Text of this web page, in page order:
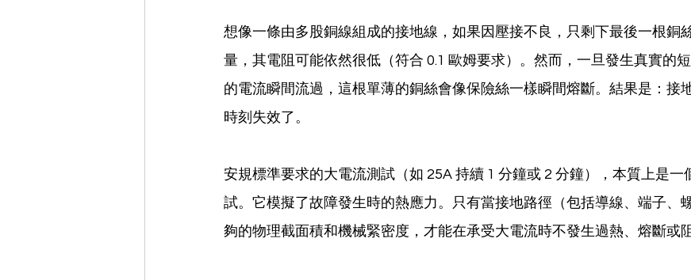
想像一條由多股銅線組成的接地線，如果因壓接不良，只剩下最後一根銅
量，其電阻可能依然很低（符合 0.1 歐姆要求）。然而，一旦發生真實的
的電流瞬間流過，這根單薄的銅絲會像保險絲一樣瞬間熔斷。結果是：接
時刻失效了。
安規標準要求的大電流測試（如 25A 持續 1 分鐘或 2 分鐘），本質上是一
試。它模擬了故障發生時的熱應力。只有當接地路徑（包括導線、端子、
夠的物理截面積和機械緊密度，才能在承受大電流時不發生過熱、熔斷或